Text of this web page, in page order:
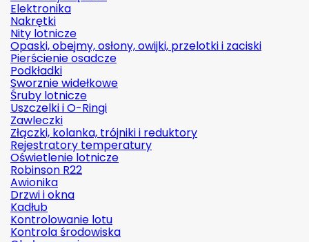
Elektronika
Nakrętki
Nity lotnicze
Opaski, obejmy, osłony, owijki, przelotki i zaciski
Pierścienie osadcze
Podkładki
Sworznie widełkowe
Śruby lotnicze
Uszczelki i O-Ringi
Zawleczki
Złączki, kolanka, trójniki i reduktory
Rejestratory temperatury
Oświetlenie lotnicze
Robinson R22
Awionika
Drzwi i okna
Kadłub
Kontrolowanie lotu
Kontrola środowiska